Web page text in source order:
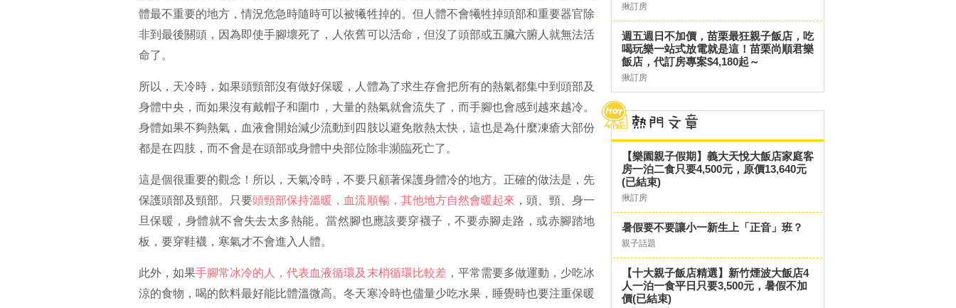
體最不重要的地方，情況危急時隨時可以被犧牲掉的。但人體不會犧牲掉頭部和重要器官除
非到最後關頭，因為即使手腳壞死了，人依舊可以活命，但沒了頭部或五臟六腑人就無法活
命了。
所以，天冷時，如果頭頸部沒有做好保暖，人體為了求生存會把所有的熱氣都集中到頭部及
身體中央，而如果沒有戴帽子和圍巾，大量的熱氣就會流失了，而手腳也會感到越來越冷。
身體如果不夠熱氣，血液會開始減少流動到四肢以避免散熱太快，這也是為什麼凍瘡大部份
都是在四肢，而不會是在頭部或身體中央部位除非瀕臨死亡了。
這是個很重要的觀念！所以，天氣冷時，不要只顧著保護身體冷的地方。正確的做法是，先
保護頭部及頸部。只要頭頸部保持溫暖，血流順暢，其他地方自然會暖起來 ，頭、頸、身一
旦保暖，身體就不會失去太多熱能。當然腳也應該要穿襪子，不要赤腳走路，或赤腳踏地
板，要穿鞋襪，寒氣才不會進入人體。
此外，如果手腳常冰冷的人，代表血液循環及末梢循環比較差，平常需要多做運動，少吃冰
涼的食物，喝的飲料最好能比體溫微高。冬天寒冷時也儘量少吃水果，睡覺時也要注重保暖
揪訂房
週五週日不加價，苗栗最狂親子飯店，吃
喝玩樂一站式放電就是這！苗栗尚順君樂
飯店，代訂房專案$4,180起～
揪訂房
【樂園親子假期】義大天悅大飯店家庭客
房一泊二食只要4,500元，原價13,640元
(已結束)
揪訂房
暑假要不要讓小一新生上「正音」班？
親子話題
【十大親子飯店精選】新竹煙波大飯店4
人一泊一食平日只要3,500元，暑假不加
價(已結束)